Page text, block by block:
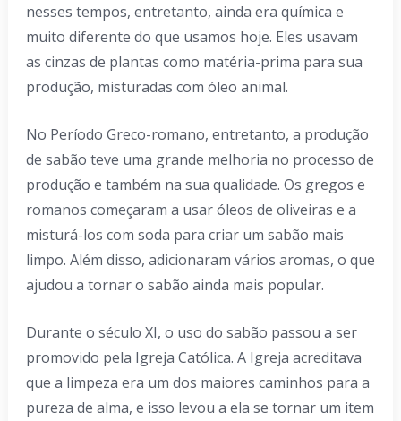
nesses tempos, entretanto, ainda era química e
muito diferente do que usamos hoje. Eles usavam
as cinzas de plantas como matéria-prima para sua
produção, misturadas com óleo animal.
No Período Greco-romano, entretanto, a produção
de sabão teve uma grande melhoria no processo de
produção e também na sua qualidade. Os gregos e
romanos começaram a usar óleos de oliveiras e a
misturá-los com soda para criar um sabão mais
limpo. Além disso, adicionaram vários aromas, o que
ajudou a tornar o sabão ainda mais popular.
Durante o século XI, o uso do sabão passou a ser
promovido pela Igreja Católica. A Igreja acreditava
que a limpeza era um dos maiores caminhos para a
pureza de alma, e isso levou a ela se tornar um item